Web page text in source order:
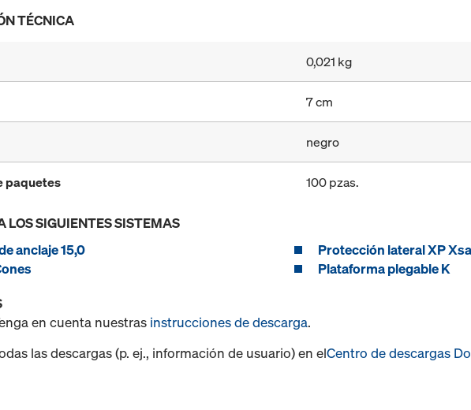
TÉCNICA
0,021 kg
7 cm
negro
paquetes 100 pzas.
LOS SIGUIENTES SISTEMAS
anclaje 15,0
Protección lateral XP
Plataforma plegable K
en cuenta nuestras instrucciones de descarga.
las descargas (p. ej., información de usuario) en elCentro de descargas